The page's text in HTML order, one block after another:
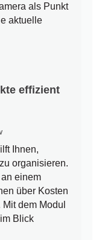
als Punkt
aktuelle
effizient
Ihnen,
organisieren.
einem
über Kosten
dem Modul
Blick